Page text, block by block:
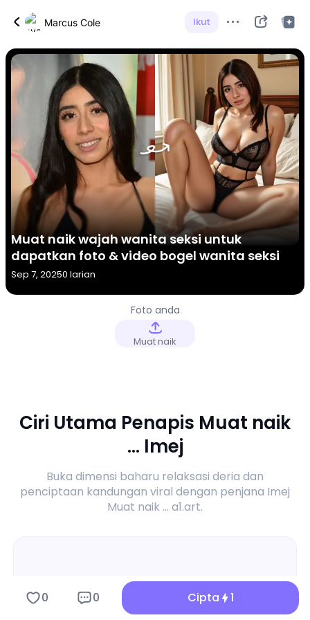
Marcus Cole Ikut
Muat naik wajah wanita seksi untuk
dapatkan foto & video bogel wanita seksi
Sep 7, 20250 larian
Foto anda
Muat naik
Ciri Utama Penapis Muat naik
... Imej
Buka dimensi baharu relaksasi deria dan
penciptaan kandungan viral dengan penjana Imej
Muat naik ... a1.art.
0 0 Cipta 1